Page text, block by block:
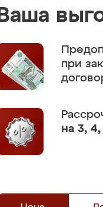
Ваша
при
на 3,